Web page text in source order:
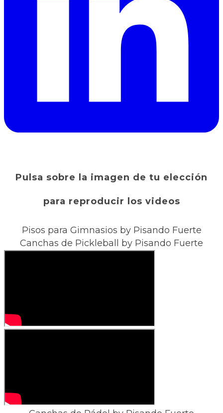
Pulsa sobre la imagen de tu elección
para reproducir los videos
Pisos para Gimnasios by Pisando Fuerte
Canchas de Pickleball by Pisando Fuerte